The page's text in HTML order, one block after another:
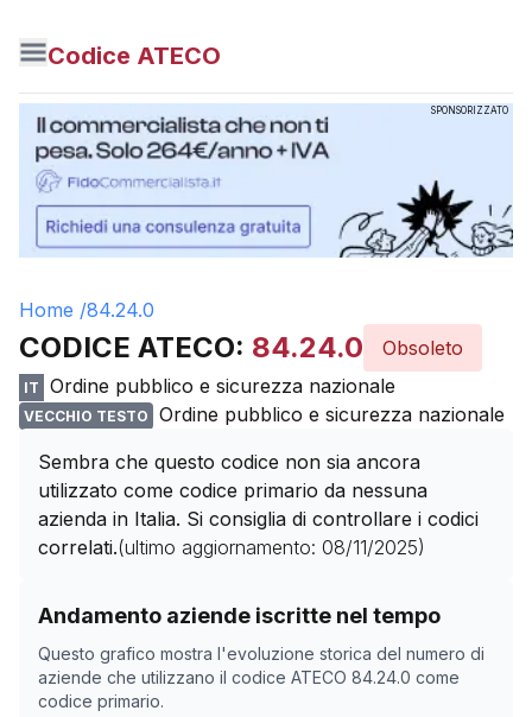
Codice ATECO
SPONSORIZZATO
Home /84.24.0
CODICE ATECO: 84.24.0 Obsoleto
IT Ordine pubblico e sicurezza nazionale
VECCHIO TESTO
Ordine pubblico e sicurezza nazionale
Sembra che questo codice non sia ancora
utilizzato come codice primario da nessuna
azienda in Italia. Si consiglia di controllare i codici
correlati.(ultimo aggiornamento: 08/11/2025)
Andamento aziende iscritte nel tempo
Questo grafico mostra l'evoluzione storica del numero di
aziende che utilizzano il codice ATECO 84.24.0 come
codice primario.
Storico numero di aziende con codice ATECO
Data rilevazione
01/04/2025
0
16/05/2025